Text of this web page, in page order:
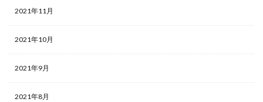
2021年11月
2021年10月
2021年9月
2021年8月